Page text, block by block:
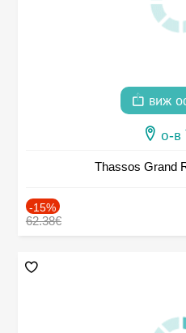
виж
о-в
Thassos Grand
-15%
62.38€